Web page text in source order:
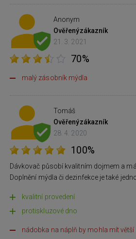
Anonym
Ověřenýzákazník
21. 3. 2021
70%
malý zásobník mýdla
Tomáš
Ověřenýzákazník
28. 4. 2020
100%
Dávkovač působí kvalitním dojmem a
Doplnění mýdla či dezinfekce je také
kvalitní provedení
protiskluzové dno
nádobka na náplň by mohla mít větší